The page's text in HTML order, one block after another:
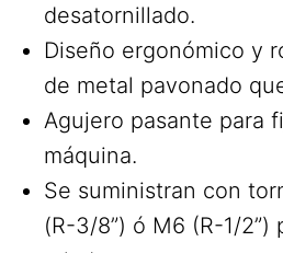
desatornillado.
Diseño ergonómico y
de metal pavonado
Agujero pasante para
máquina.
Se suministran con
(R-3/8”) ó M6 (R-1/2”)